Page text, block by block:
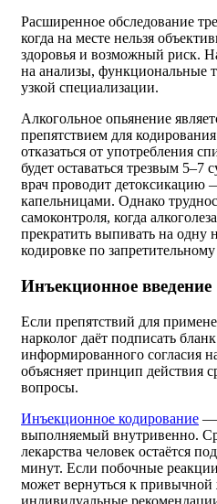
Расширенное обследование
когда на месте нельзя
здоровья и возможный риск.
на анализы, функциональные
узкой специализации.
Алкогольное опьянение
препятствием для
отказаться от употребления
будет оставаться трезвым 5–7
врач проводит детоксикацию
капельницами. Однако
самоконтроля, когда
прекратить выпивать на одну
кодировке по
Инъекционное введение
Если препятствий для
нарколог даёт подписать
информированного согласия
объясняет принцип действия
вопросы.
Инъекционное кодирование —
выполняемый внутривенно.
лекарства человек остаётся
минут. Если побочные
может вернуться к
индивидуальные